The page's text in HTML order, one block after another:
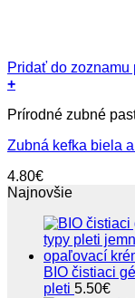
Pridať do zoznamu
+
Prírodné zubné
Zubná kefka biela
4.80€
Najnovšie
BIO čistiaci
pleti 5.50€